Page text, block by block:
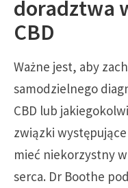
doradztwa
CBD
Ważne jest, aby
samodzielnego
CBD lub
związki
mieć niekorzystny
serca. Dr Boothe